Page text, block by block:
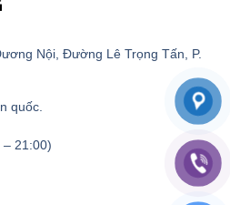
Nội, Đường Lê Trọng Tấn, P.
quốc.
– 21:00)